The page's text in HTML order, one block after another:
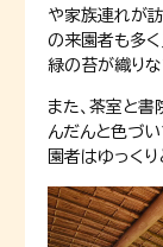
や家族連れが訪
の来園者も多
緑の苔が織りな
また、茶室と
んだんと色づい
園者はゆっくり